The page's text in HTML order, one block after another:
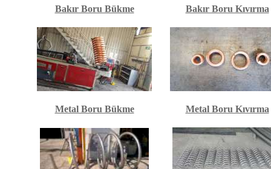
Bakır Boru Bükme Bakır Boru Kıvırma
Metal Boru Bükme Metal Boru Kıvırma